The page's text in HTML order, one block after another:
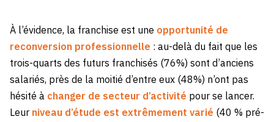
À l’évidence, la franchise est une opportunité de
reconversion professionnelle : au-delà du fait que les
trois-quarts des futurs franchisés (76%) sont d’anciens
salariés, près de la moitié d’entre eux (48%) n’ont pas
hésité à changer de secteur d’activité pour se lancer.
Leur niveau d’étude est extrêmement varié (40 % pré-